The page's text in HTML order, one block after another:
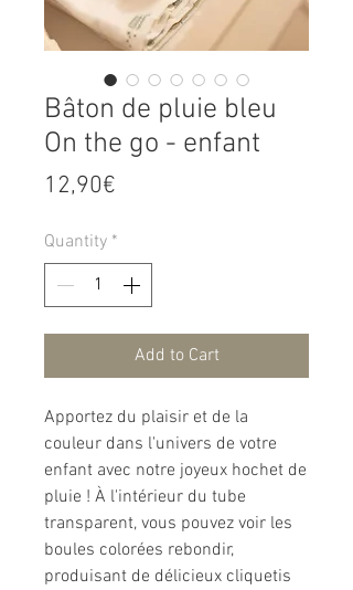
Bâton de pluie bleu
On the go - enfant
12,90€
Quantity *
Add to Cart
Apportez du plaisir et de la
couleur dans l'univers de votre
enfant avec notre joyeux hochet de
pluie ! À l'intérieur du tube
transparent, vous pouvez voir les
boules colorées rebondir,
produisant de délicieux cliquetis